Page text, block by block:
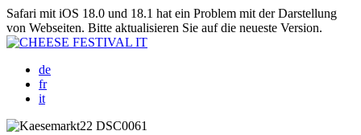
Safari mit iOS 18.0 und 18.1 hat ein Problem mit der Darstellung
von Webseiten. Bitte aktualisieren Sie auf die neueste Version.
de
fr
it